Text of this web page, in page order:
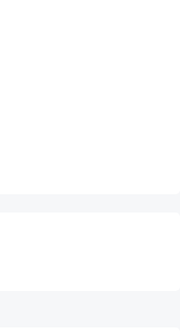
pour le moment.)